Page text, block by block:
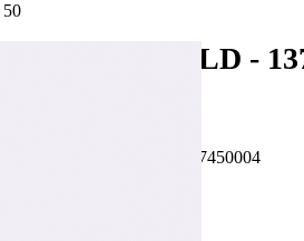
SANIBOLD -
Артикул: SAN_137450004